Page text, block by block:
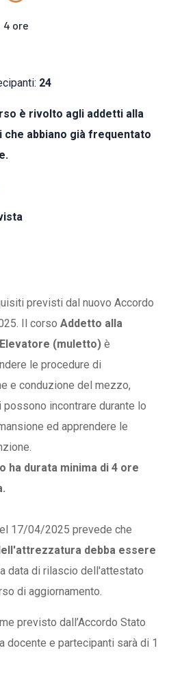
4 ore
24
è rivolto agli addetti alla
che abbiano già frequentato
previsti dal nuovo Accordo
Il corso Addetto alla
(muletto) è
le procedure di
e conduzione del mezzo,
incontrare durante lo
ed apprendere le
ha durata minima di 4 ore
17/04/2025 prevede che
debba essere
data di rilascio dell'attestato
di aggiornamento.
previsto dall’Accordo Stato
docente e partecipanti sarà di 1